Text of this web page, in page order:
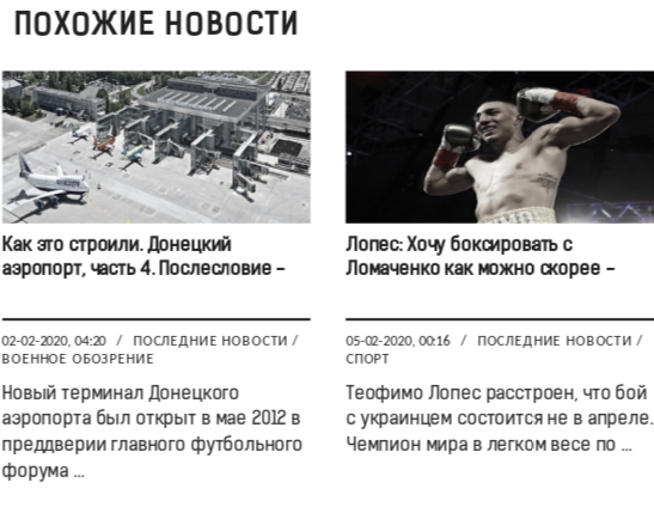
ПОХОЖИЕ НОВОСТИ
Как это строили. Донецкий
аэропорт, часть 4. Послесловие -
02-02-2020, 04:20 / ПОСЛЕДНИЕ НОВОСТИ /
ВОЕННОЕ ОБОЗРЕНИЕ
Новый терминал Донецкого
аэропорта был открыт в мае 2012 в
преддверии главного футбольного
форума ...
Лопес: Хочу боксировать с
Ломаченко как можно скорее -
05-02-2020, 00:16 / ПОСЛЕДНИЕ НОВОСТИ /
СПОРТ
Теофимо Лопес расстроен, что бой
с украинцем состоится не в апреле.
Чемпион мира в легком весе по ...